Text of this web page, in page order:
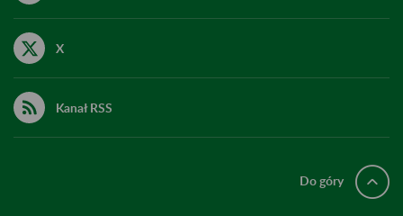
X
Kanał RSS
Do góry